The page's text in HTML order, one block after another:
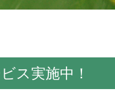
ス実施中！